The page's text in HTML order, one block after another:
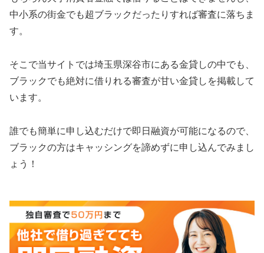
中小系の街金でも超ブラックだったりすれば審査に落ちま
す。
そこで当サイトでは埼玉県深谷市にある金貸しの中でも、
ブラックでも絶対に借りれる審査が甘い金貸しを掲載して
います。
誰でも簡単に申し込むだけで即日融資が可能になるので、
ブラックの方はキャッシングを諦めずに申し込んでみまし
ょう！